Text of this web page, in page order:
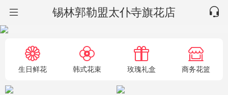
锡林郭勒盟太仆寺旗花店
生日鲜花 韩式花束 玫瑰礼盒 商务花篮